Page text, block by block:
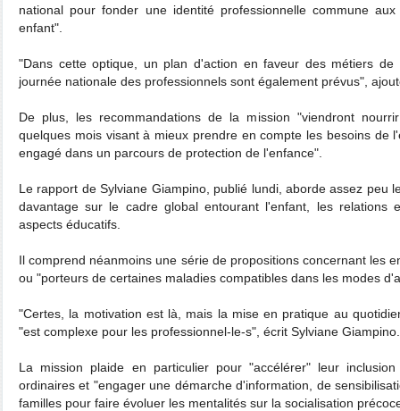
national pour fonder une identité professionnelle commune
enfant".
"Dans cette optique, un plan d'action en faveur des métiers
journée nationale des professionnels sont également prévus",
De plus, les recommandations de la mission "viendront
quelques mois visant à mieux prendre en compte les besoins de
engagé dans un parcours de protection de l'enfance".
Le rapport de Sylviane Giampino, publié lundi, aborde assez peu
davantage sur le cadre global entourant l'enfant, les relations
aspects éducatifs.
Il comprend néanmoins une série de propositions concernant les
ou "porteurs de certaines maladies compatibles dans les modes
"Certes, la motivation est là, mais la mise en pratique au
"est complexe pour les professionnel-le-s", écrit Sylviane Giampino.
La mission plaide en particulier pour "accélérer" leur
ordinaires et "engager une démarche d'information, de
familles pour faire évoluer les mentalités sur la socialisation